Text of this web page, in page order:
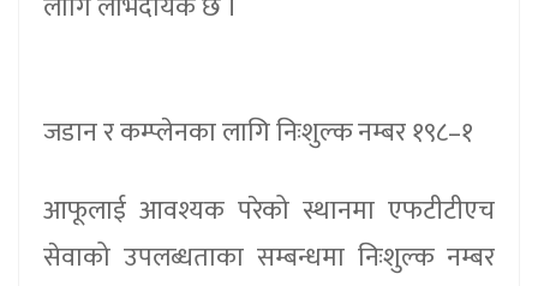
जडान र कम्प्लेनका लागि निःशुल्क नम्बर १९८–१
आफूलाई आवश्यक परेको स्थानमा एफटीटीएच
सेवाको उपलब्धताका सम्बन्धमा निःशुल्क नम्बर